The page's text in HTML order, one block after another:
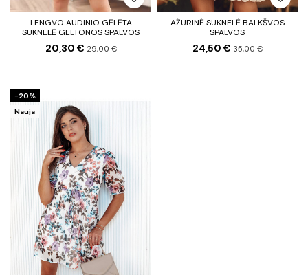
LENGVO AUDINIO GĖLĖTA
SUKNELĖ GELTONOS SPALVOS
20,30 €29,00 €
AŽŪRINĖ SUKNELĖ BALKŠVOS
SPALVOS
24,50 €35,00 €
−20%
Nauja